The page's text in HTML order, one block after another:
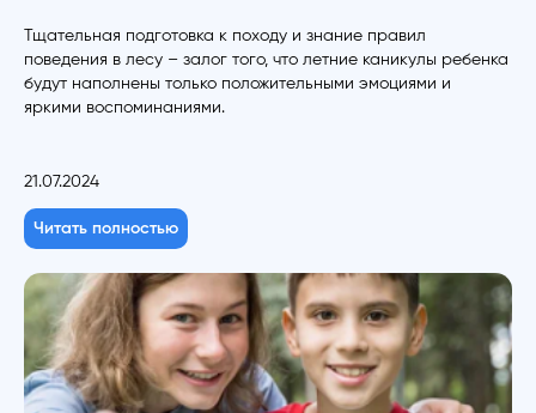
Тщательная подготовка к походу и знание правил
поведения в лесу – залог того, что летние каникулы ребенка
будут наполнены только положительными эмоциями и
яркими воспоминаниями.
21.07.2024
Читать полностью